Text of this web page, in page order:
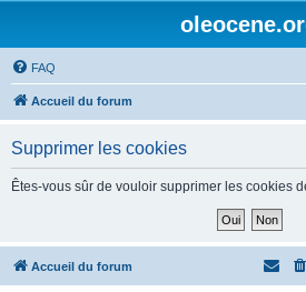
FAQ
Accueil du forum
Supprimer les cookies
Êtes-vous sûr de vouloir supprimer les cookies
Accueil du forum